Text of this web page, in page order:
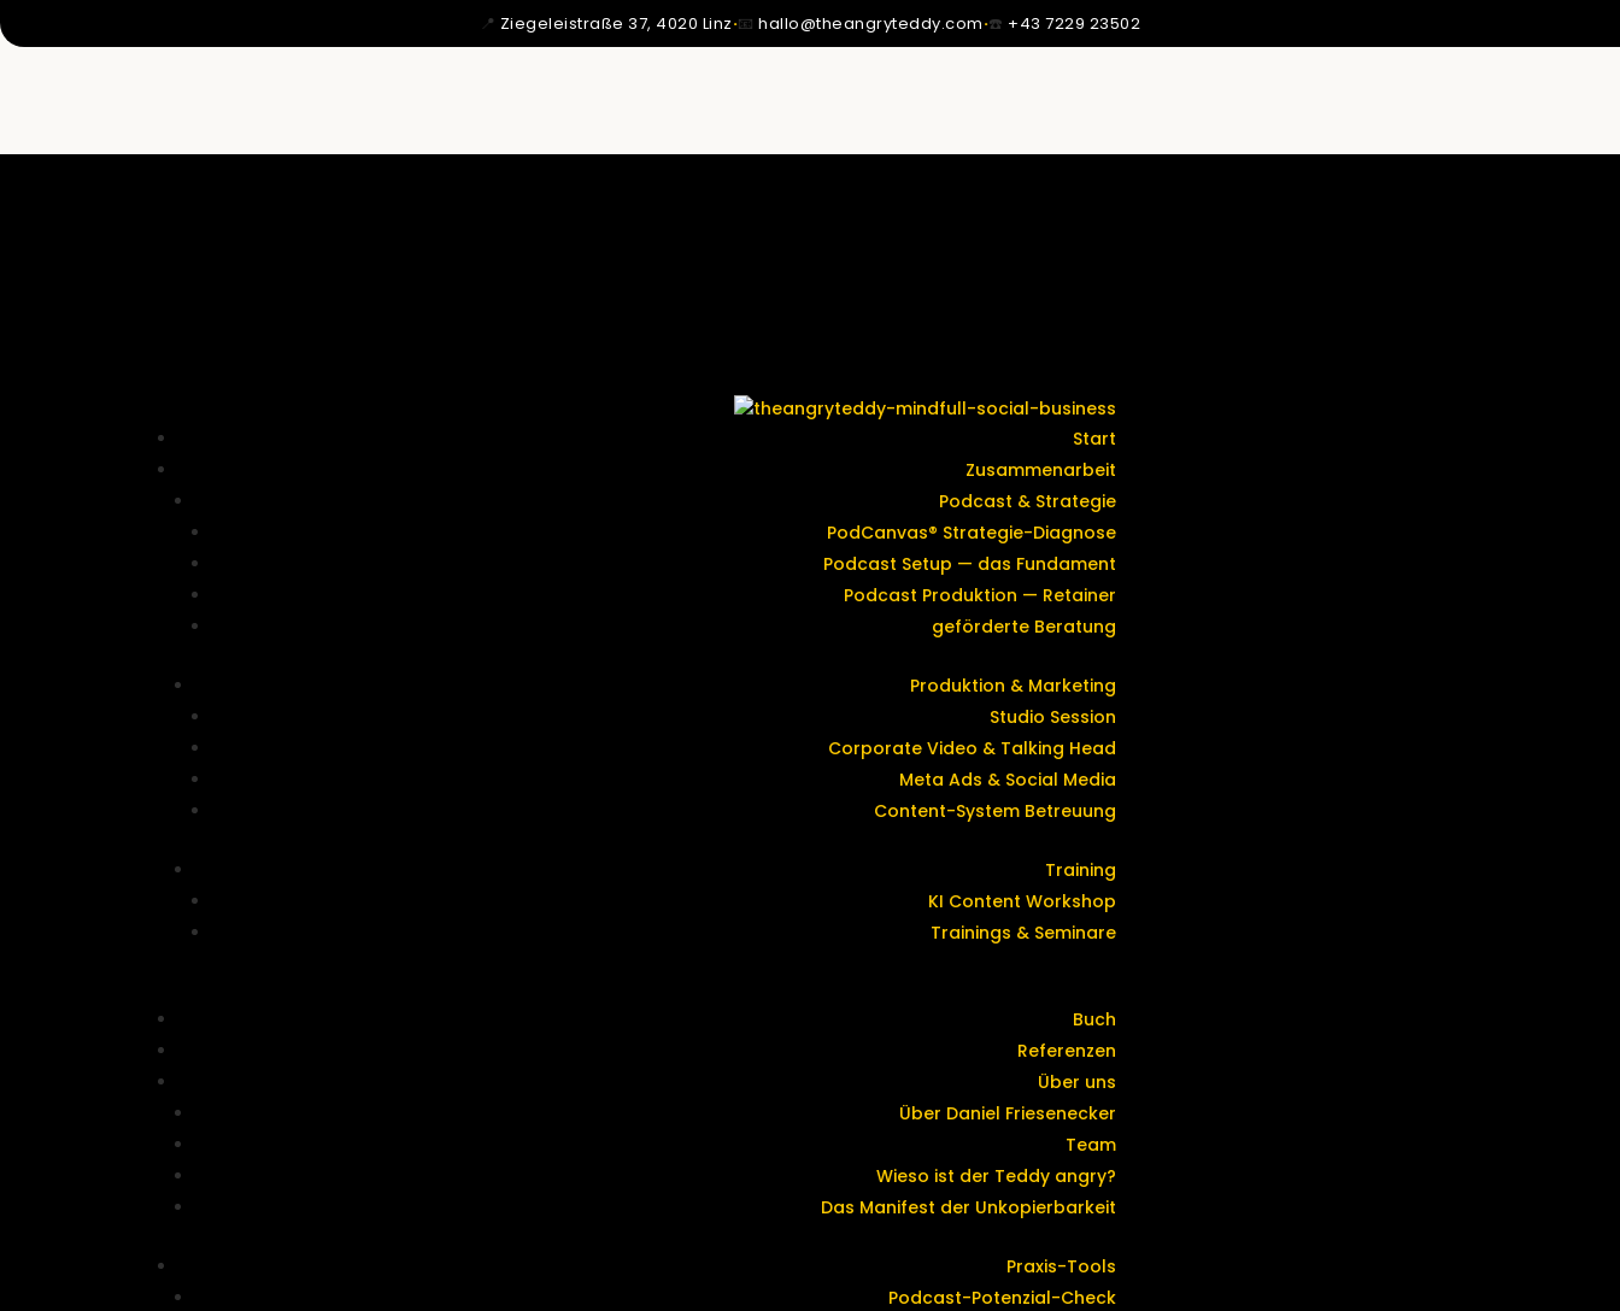
📍 Ziegeleistraße 37, 4020 Linz·📧hallo@theangryteddy.com·☎️ +43 7229 23502
Start
Zusammenarbeit
Podcast & Strategie
PodCanvas® Strategie-Diagnose
Podcast Setup — das Fundament
Podcast Produktion — Retainer
geförderte Beratung
Produktion & Marketing
Studio Session
Corporate Video & Talking Head
Meta Ads & Social Media
Content-System Betreuung
Training
KI Content Workshop
Trainings & Seminare
Buch
Referenzen
Über uns
Über Daniel Friesenecker
Team
Wieso ist der Teddy angry?
Das Manifest der Unkopierbarkeit
Praxis-Tools
Podcast-Potenzial-Check